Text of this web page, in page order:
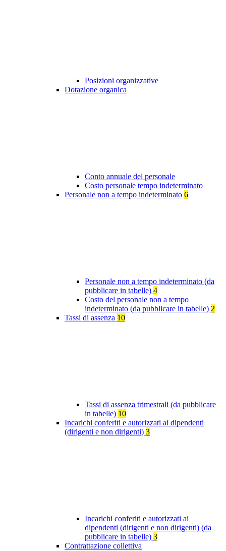
Posizioni organizzative
Dotazione organica
Conto annuale del personale
Costo personale tempo indeterminato
Personale non a tempo indeterminato 6
Personale non a tempo indeterminato (da
pubblicare in tabelle) 4
Costo del personale non a tempo
indeterminato (da pubblicare in tabelle) 2
Tassi di assenza 10
Tassi di assenza trimestrali (da pubblicare
in tabelle) 10
Incarichi conferiti e autorizzati ai dipendenti
(dirigenti e non dirigenti) 3
Incarichi conferiti e autorizzati ai
dipendenti (dirigenti e non dirigenti) (da
pubblicare in tabelle) 3
Contrattazione collettiva